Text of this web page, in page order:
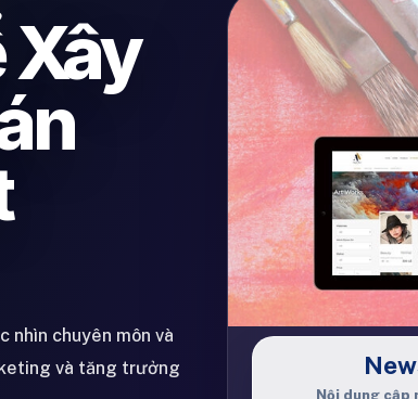
Xây
chuyên môn và
và tăng trưởng
Nội dung cập